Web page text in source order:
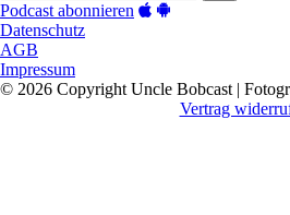
Podcast abonnieren
Datenschutz
AGB
Impressum
© 2026 Copyright Uncle Bobcast |
Vertrag